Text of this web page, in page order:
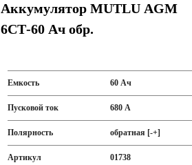
Аккумулятор MUTLU AGM
6СТ-60 Ач обр.
Емкость 60 Ач
Пусковой ток 680 А
Полярность обратная [-+]
Артикул 01738